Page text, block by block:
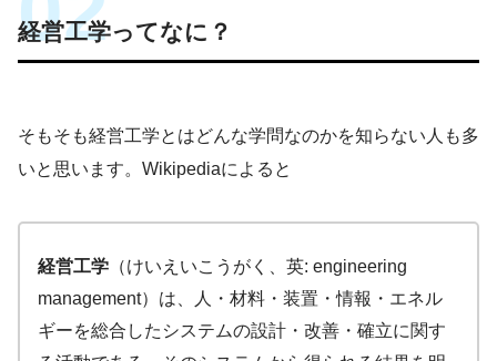
経営工学 （けいえいこうがく、
経営工学ってなに？
そもそも経営工学とはどんな学問なのかを知らない人も多
いと思います。Wikipediaによると
経営工学 （けいえいこうがく、英: engineering
management）は、人・材料・装置・情報・エネル
ギーを総合したシステムの設計・改善・確立に関す